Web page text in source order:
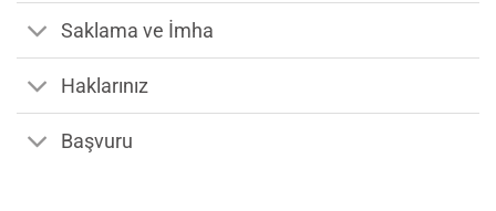
Saklama ve İmha
Haklarınız
Başvuru